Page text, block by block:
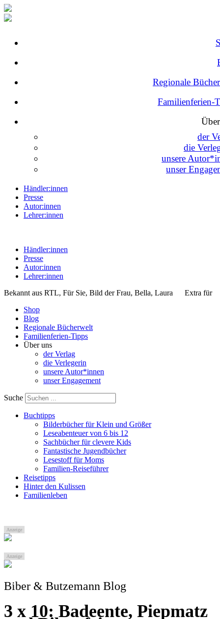
Regionale
Familienferien-
der
die
unsere
unser
Händler:innen
Presse
Autor:innen
Lehrer:innen
Händler:innen
Presse
Autor:innen
Lehrer:innen
Bekannt aus RTL, Für Sie, Bild der Frau, Bella, Laura Extra für
Shop
Blog
Regionale Bücherwelt
Familienferien-Tipps
Über uns
der Verlag
die Verlegerin
unsere Autor*innen
unser Engagement
Suche
Buchtipps
Bilderbücher für Klein und Größer
Leseabenteuer von 6 bis 12
Sachbücher für clevere Kids
Fantastische Jugendbücher
Lesestoff für Moms
Familien-Reiseführer
Reisetipps
Hinter den Kulissen
Familienleben
Anzeige
Anzeige
Biber & Butzemann Blog
3 x 10: Badeente, Piepmatz